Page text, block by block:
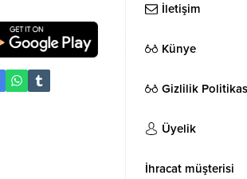
İletişim
Künye
Gizlilik
Üyelik
İhracat müşterisi